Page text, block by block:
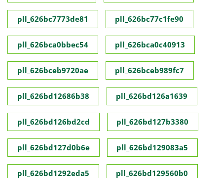
pll_626bc7773de81 pll_626bc77c1fe90
pll_626bca0bbec54 pll_626bca0c40913
pll_626bceb9720ae pll_626bceb989fc7
pll_626bd12686b38 pll_626bd126a1639
pll_626bd126bd2cd pll_626bd127b3380
pll_626bd127d0b6e pll_626bd129083a5
pll_626bd1292eda5 pll_626bd129560b0